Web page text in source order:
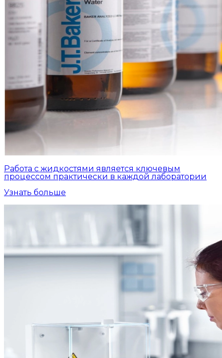
Работа с жидкостями является ключевым
процессом практически в каждой лаборатории
Узнать больше